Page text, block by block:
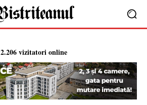
2.206 vizitatori online